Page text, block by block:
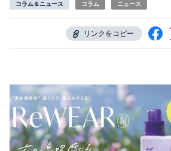
コラム＆ニュース コラム ニュース
リンクをコピー